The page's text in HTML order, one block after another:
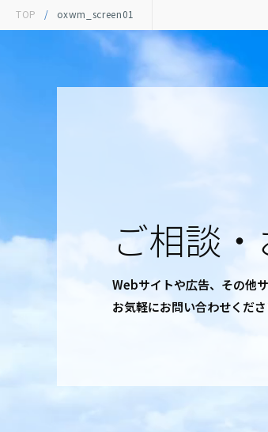
TOP / oxwm_screen01
ご相談
Webサイトや広告、その他
お気軽にお問い合わせくださ